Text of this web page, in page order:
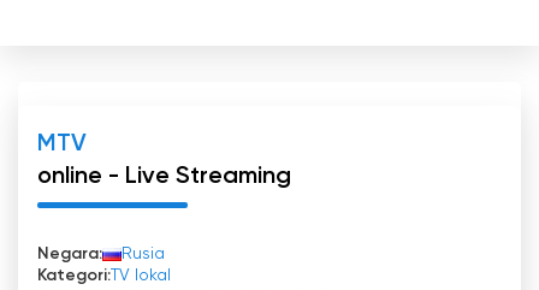
MTV
online - Live Streaming
Negara:
Rusia
Kategori: TV lokal